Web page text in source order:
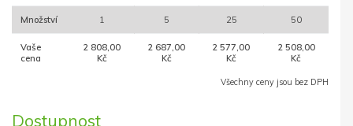
Množství 1 5 25 50
Vaše
cena
2 808,00
Kč
2 687,00
Kč
2 577,00
Kč
2 508,00
Kč
Všechny ceny jsou bez DPH
Dostupnost